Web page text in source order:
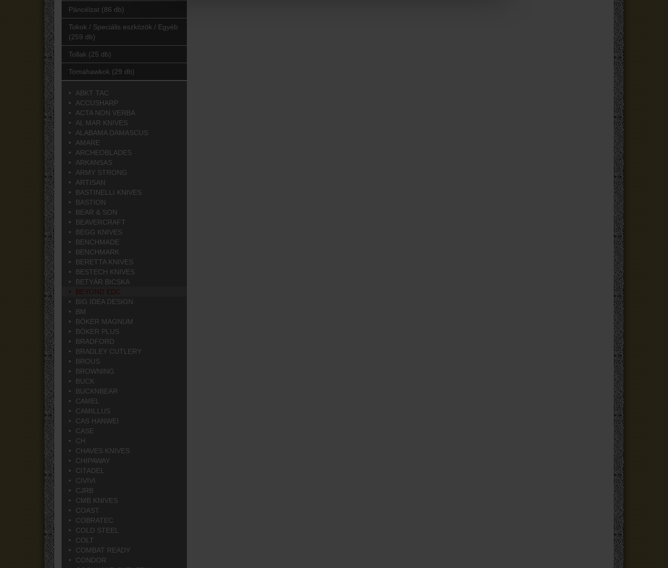
Páncélzat (86 db)
Tokok / Speciális eszközök / Egyéb
(259 db)
Tollak (25 db)
Tomahawkok (29 db)
ABKT TAC
ACCUSHARP
ACTA NON VERBA
AL MAR KNIVES
ALABAMA DAMASCUS
AMARE
ARCHEOBLADES
ARKANSAS
ARMY STRONG
ARTISAN
BASTINELLI KNIVES
BASTION
BEAR & SON
BEAVERCRAFT
BEGG KNIVES
BENCHMADE
BENCHMARK
BERETTA KNIVES
BESTECH KNIVES
BETYÁR BICSKA
BEYOND EDC
BIG IDEA DESIGN
BM
BÖKER MAGNUM
BÖKER PLUS
BRADFORD
BRADLEY CUTLERY
BROUS
BROWNING
BUCK
BUCKNBEAR
CAMEL
CAMILLUS
CAS HANWEI
CASE
CH
CHAVES KNIVES
CHIPAWAY
CITADEL
CIVIVI
CJRB
CMB KNIVES
COAST
COBRATEC
COLD STEEL
COLT
COMBAT READY
CONDOR